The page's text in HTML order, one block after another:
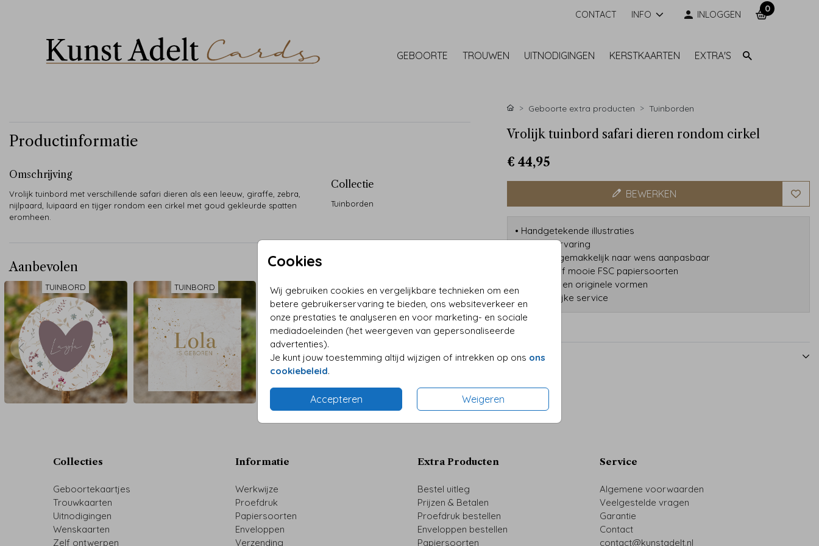
CONTACT INFO INLOGGEN
0
GEBOORTE TROUWEN UITNODIGINGEN KERSTKAARTEN EXTRA'S
Cookies
Wij gebruiken cookies en vergelijkbare technieken om een
betere gebruikerservaring te bieden, ons websiteverkeer en
onze prestaties te analyseren en voor marketing- en sociale
mediadoeleinden (het weergeven van gepersonaliseerde
advertenties).
Je kunt jouw toestemming altijd wijzigen of intrekken op ons ons
cookiebeleid.
Accepteren Weigeren
Productinformatie
Omschrijving
Vrolijk tuinbord met verschillende safari dieren als een leeuw, giraffe, zebra,
nijlpaard, luipaard en tijger rondom een cirkel met goud gekleurde spatten
eromheen.
Collectie
Tuinborden
Aanbevolen
TUINBORD TUINBORD TUINBORD TUINBORD TUINBORD
Geboorte extra producten Tuinborden
Vrolijk tuinbord safari dieren rondom cirkel
€ 44,95
BEWERKEN
• Handgetekende illustraties
• 90 jaar ervaring
• Designs gemakkelijk naar wens aanpasbaar
• Kwalitatief mooie FSC papiersoorten
• Foliedruk en originele vormen
• Persoonlijke service
Prijzen
Collecties
Geboortekaartjes
Trouwkaarten
Uitnodigingen
Wenskaarten
Zelf ontwerpen
Informatie
Werkwijze
Proefdruk
Papiersoorten
Enveloppen
Verzending
Extra Producten
Bestel uitleg
Prijzen & Betalen
Proefdruk bestellen
Enveloppen bestellen
Papiersoorten
Service
Algemene voorwaarden
Veelgestelde vragen
Garantie
Contact
contact@kunstadelt.nl